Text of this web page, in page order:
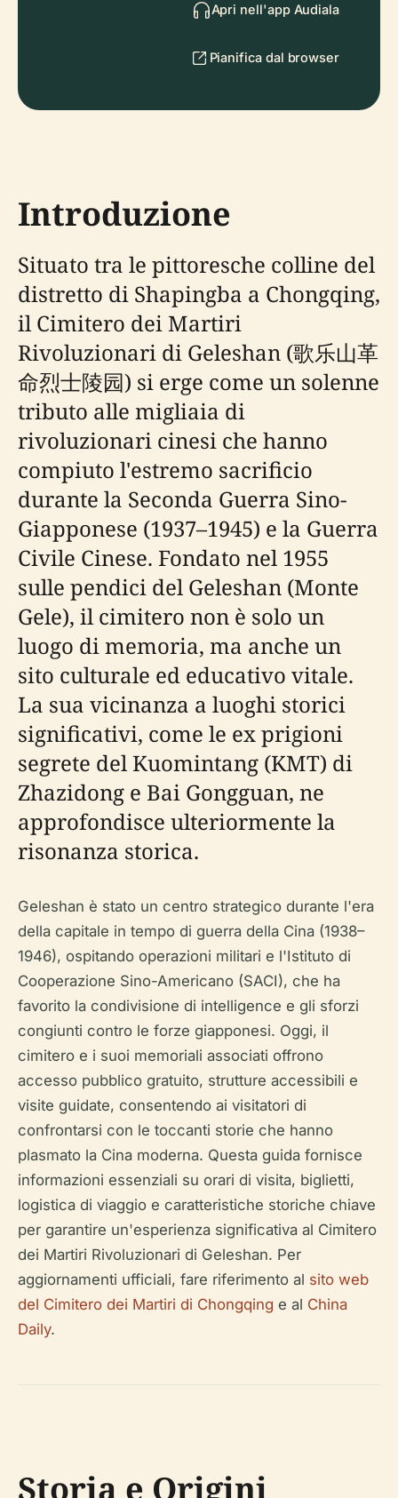
Apri nell'app Audiala
Pianifica dal browser
Introduzione
Situato tra le pittoresche colline del
distretto di Shapingba a Chongqing,
il Cimitero dei Martiri
Rivoluzionari di Geleshan (歌乐山革
命烈士陵园) si erge come un solenne
tributo alle migliaia di
rivoluzionari cinesi che hanno
compiuto l'estremo sacrificio
durante la Seconda Guerra Sino-
Giapponese (1937–1945) e la Guerra
Civile Cinese. Fondato nel 1955
sulle pendici del Geleshan (Monte
Gele), il cimitero non è solo un
luogo di memoria, ma anche un
sito culturale ed educativo vitale.
La sua vicinanza a luoghi storici
significativi, come le ex prigioni
segrete del Kuomintang (KMT) di
Zhazidong e Bai Gongguan, ne
approfondisce ulteriormente la
risonanza storica.
Geleshan è stato un centro strategico durante l'era
della capitale in tempo di guerra della Cina (1938–
1946), ospitando operazioni militari e l'Istituto di
Cooperazione Sino-Americano (SACI), che ha
favorito la condivisione di intelligence e gli sforzi
congiunti contro le forze giapponesi. Oggi, il
cimitero e i suoi memoriali associati offrono
accesso pubblico gratuito, strutture accessibili e
visite guidate, consentendo ai visitatori di
confrontarsi con le toccanti storie che hanno
plasmato la Cina moderna. Questa guida fornisce
informazioni essenziali su orari di visita, biglietti,
logistica di viaggio e caratteristiche storiche chiave
per garantire un'esperienza significativa al Cimitero
dei Martiri Rivoluzionari di Geleshan. Per
aggiornamenti ufficiali, fare riferimento al sito web
del Cimitero dei Martiri di Chongqing e al China
Daily.
Storia e Origini